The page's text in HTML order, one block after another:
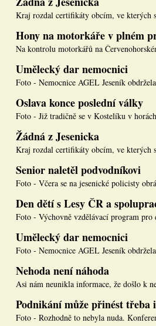
Kraj rozdal certifikáty obcím, ve kterých
Hony na motorkáře v plném
Na kontrolu motorkářů na
Umělecký dar nemocnici
Foto - Nemocnice AGEL Jeseník
Oslava konce poslední války
Foto - Již tradičně se v Kostelíku v
Žádná z Jesenicka
Kraj rozdal certifikáty obcím, ve kterých
Senior naletěl podvodníkovi
Foto - Včera se na jesenické policisty
Den dětí s Lesy ČR a
Foto - Výchovně vzdělávací program
Umělecký dar nemocnici
Foto - Nemocnice AGEL Jeseník
Nehoda není náhoda
Asi nám neunikla informace, že došlo k
Podnikání může přinést
Foto - Rozhodně to nebyla nuda.